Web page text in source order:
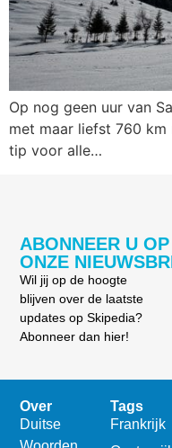
Op nog geen uur van
met maar liefst 760
tip voor alle…
ABONNEER U OP
ONZE
Wil jij op de hoogte
blijven over de laatste
updates op Skipedia?
Abonneer dan hier!
Over
Duitse
Tags
Frankrijk